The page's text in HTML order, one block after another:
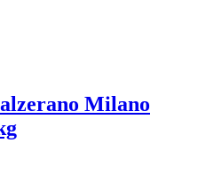
Milano